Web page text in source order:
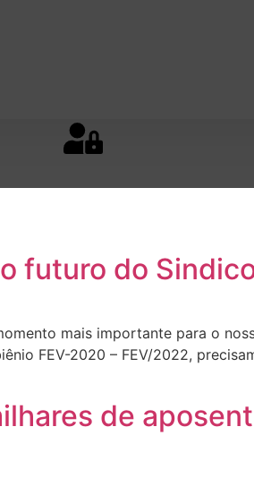
futuro do
mais importante para o
FEV-2020 – FEV/2022,
de